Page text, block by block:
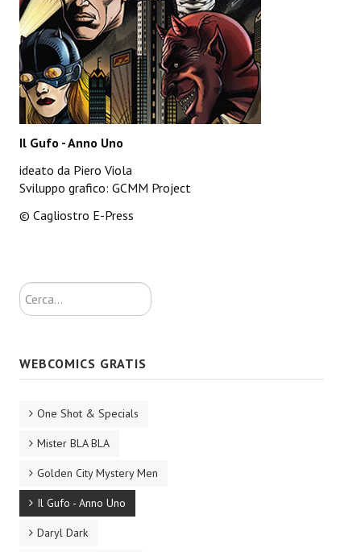
I.S. "E.Salgari"
TenCentsVerso
Golden City Mystery Men
Joumon
Borley Rectory Club
EonVerso
CHI SIAMO
Editore
Il Gufo - Anno Uno
ideato da Piero Viola
Sviluppo grafico: GCMM Project
© Cagliostro E-Press
Cerca...
WEBCOMICS GRATIS
One Shot & Specials
Mister BLA BLA
Golden City Mystery Men
Il Gufo - Anno Uno
Daryl Dark